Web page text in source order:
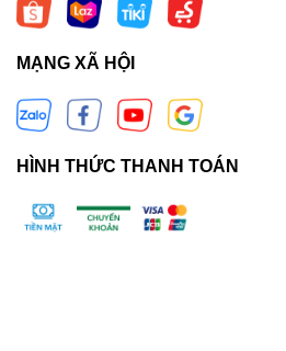
MẠNG XÃ HỘI
HÌNH THỨC THANH TOÁN